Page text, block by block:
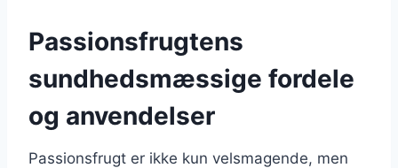
Passionsfrugtens
sundhedsmæssige fordele
og anvendelser
Passionsfrugt er ikke kun velsmagende, men